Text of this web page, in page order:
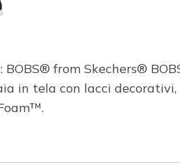
from Skechers®
in tela con lacci